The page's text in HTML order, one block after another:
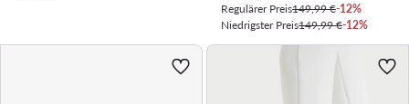
Regulärer Preis149,99 €-12%
Niedrigster Preis149,99 €-12%